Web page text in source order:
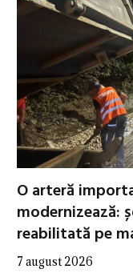
O arteră
modernizează:
reabilitată pe
7 august 2026